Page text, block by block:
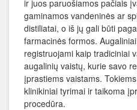
ir juos paruošiamos pačiais
gaminamos vandeninės ar
distiliatai, o iš jų gali būti
farmacinės formos.
registruojami kaip tradiciniai
augalinių vaistų, kurie savo
įprastiems vaistams.
klinikiniai tyrimai ir taikoma
procedūra.